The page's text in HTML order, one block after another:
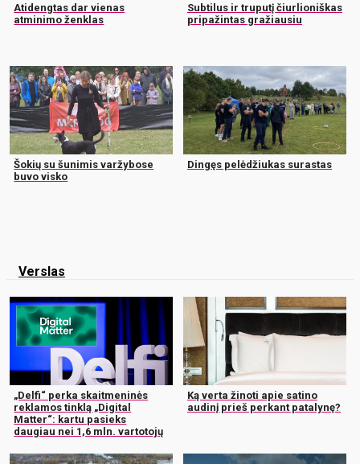
Atidengtas dar vienas
atminimo ženklas
Subtilus ir truputį čiurlioniškas
pripažintas gražiausiu
Šokių su šunimis varžybose
buvo visko
Dingęs pelėdžiukas surastas
Verslas
„Delfi“ perka skaitmeninės
reklamos tinklą „Digital
Matter“: kartu pasieks
daugiau nei 1,6 mln. vartotojų
Ką verta žinoti apie satino
audinį prieš perkant patalynę?